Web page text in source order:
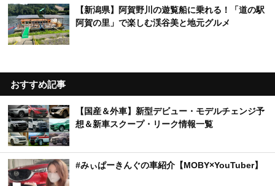
【新潟県】阿賀野川の遊覧船に乗れる！「道の駅
阿賀の里」で楽しむ渓谷美と地元グルメ
おすすめ記事
【国産＆外車】新型デビュー・モデルチェンジ予
想＆新車スクープ・リーク情報一覧
#みぃぱーきんぐの車紹介【MOBY×YouTuber】